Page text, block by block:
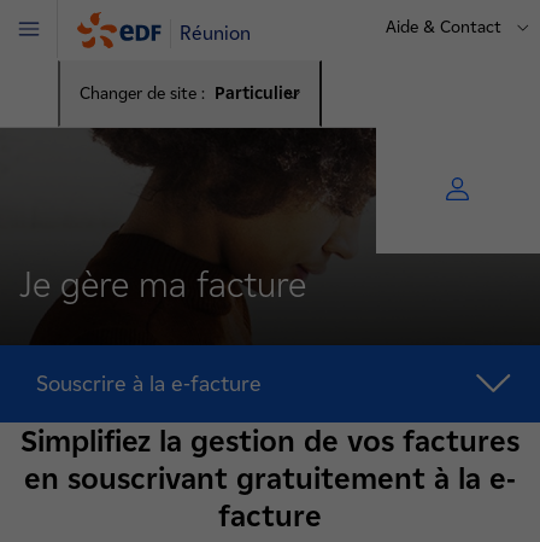
Réunion
Changer de site : Particulier
Aide & Contact
Menu
Je gère ma facture
Souscrire à la e-facture
Simplifiez la gestion de vos factures
en souscrivant gratuitement à la e-
facture